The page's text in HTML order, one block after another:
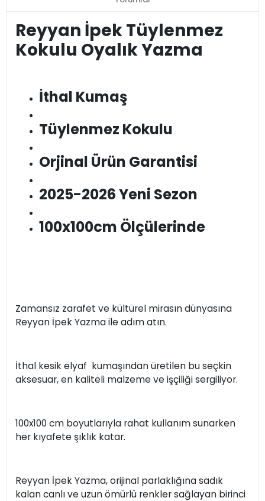
Reyyan İpek Tüylenmez
Kokulu Oyalık Yazma
İthal Kumaş
Tüylenmez Kokulu
Orjinal Ürün Garantisi
2025-2026 Yeni Sezon
100x100cm Ölçülerinde
Zamansız zarafet ve kültürel mirasın dünyasına
Reyyan İpek Yazma ile adım atın.
İthal kesik elyaf kumaşından üretilen bu seçkin
aksesuar, en kaliteli malzeme ve işçiliği sergiliyor.
100x100 cm boyutlarıyla rahat kullanım sunarken
her kıyafete şıklık katar.
Reyyan İpek Yazma, orijinal parlaklığına sadık
kalan canlı ve uzun ömürlü renkler sağlayan birinci